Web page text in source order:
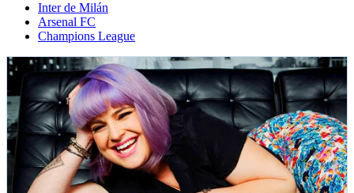
Inter de Milán
Arsenal FC
Champions League